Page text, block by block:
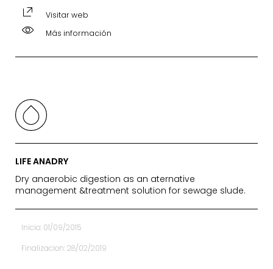
Visitar web
Más información
LIFE ANADRY
Dry anaerobic digestion as an aternative
management &treatment solution for sewage slude.
Inicio: 01/09/2015
Finalizacion: 28/02/2019